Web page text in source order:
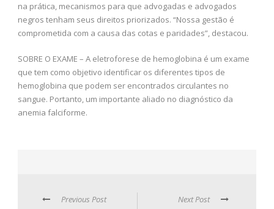
na prática, mecanismos para que advogadas e advogados
negros tenham seus direitos priorizados. “Nossa gestão é
comprometida com a causa das cotas e paridades”, destacou.
SOBRE O EXAME – A eletroforese de hemoglobina é um exame
que tem como objetivo identificar os diferentes tipos de
hemoglobina que podem ser encontrados circulantes no
sangue. Portanto, um importante aliado no diagnóstico da
anemia falciforme.
Previous Post Next Post